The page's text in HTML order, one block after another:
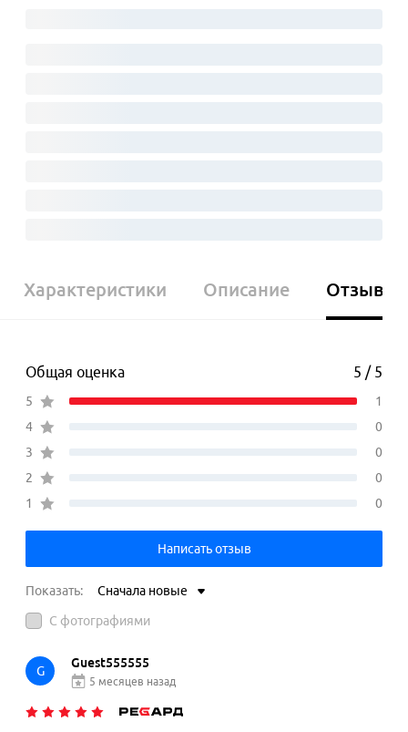
Характеристики Описание Отзывы
Показать: Сначала новые
С фотографиями
G
Guest555555
5 месяцев назад
Общая оценка 5 / 5
5
4
3
2
1
1
0
0
0
0
Написать отзыв